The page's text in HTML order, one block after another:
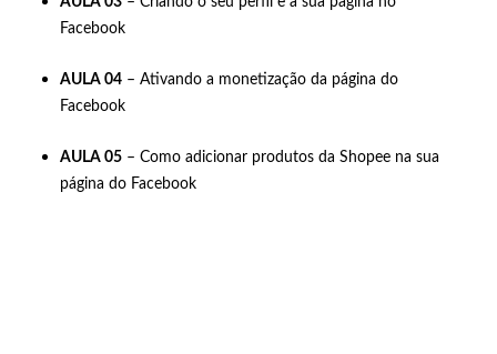
Facebook
AULA 04 – Ativando a monetização da página do
Facebook
AULA 05 – Como adicionar produtos da Shopee na sua
página do Facebook